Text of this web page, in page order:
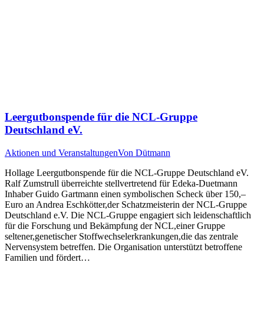
Leergutbonspende für die NCL-Gruppe
Deutschland eV.
Aktionen und VeranstaltungenVon Dütmann
Hollage Leergutbonspende für die NCL-Gruppe Deutschland eV.
Ralf Zumstrull überreichte stellvertretend für Edeka-Duetmann
Inhaber Guido Gartmann einen symbolischen Scheck über 150,–
Euro an Andrea Eschkötter,der Schatzmeisterin der NCL-Gruppe
Deutschland e.V. Die NCL-Gruppe engagiert sich leidenschaftlich
für die Forschung und Bekämpfung der NCL,einer Gruppe
seltener,genetischer Stoffwechselerkrankungen,die das zentrale
Nervensystem betreffen. Die Organisation unterstützt betroffene
Familien und fördert…